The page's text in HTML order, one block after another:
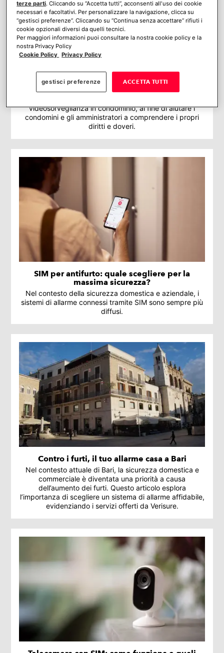
Normativa videosorveglianza condominio:
cosa dice la legge
L’obiettivo di questo articolo è fornire una guida chiara e
videosorveglianza in condominio, al fine di aiutare i
condomini e gli amministratori a comprendere i propri
diritti e doveri.
SIM per antifurto: quale scegliere per la
massima sicurezza?
Nel contesto della sicurezza domestica e aziendale, i
sistemi di allarme connessi tramite SIM sono sempre più
diffusi.
Contro i furti, il tuo allarme casa a Bari
Nel contesto attuale di Bari, la sicurezza domestica e
commerciale è diventata una priorità a causa
dell’aumento dei furti. Questo articolo esplora
l’importanza di scegliere un sistema di allarme affidabile,
evidenziando i servizi offerti da Verisure.
terze parti. Cliccando su “Accetta tutti”, acconsenti all'uso dei cookie
necessari e facoltativi. Per personalizzare la navigazione, clicca su
“gestisci preferenze”. Cliccando su “Continua senza accettare” rifiuti i
cookie opzionali diversi da quelli tecnici.
Per maggiori informazioni puoi consultare la nostra cookie policy e la
nostra Privacy Policy
Cookie Policy Privacy Policy
gestisci preferenze ACCETTA TUTTI